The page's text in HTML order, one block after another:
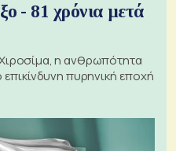
- 81 χρόνια μετά
η ανθρωπότητα
επικίνδυνη πυρηνική εποχή